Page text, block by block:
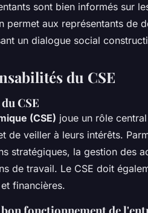
sont bien informés sur
permet aux représentants de
un dialogue social
du CSE
CSE
(CSE) joue un rôle
de veiller à leurs intérêts.
stratégiques, la gestion des
de travail. Le CSE doit
financières.